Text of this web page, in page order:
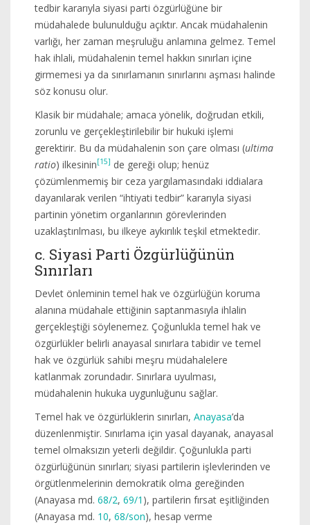
tedbir kararıyla siyasi parti özgürlüğüne bir
müdahalede bulunulduğu açıktır. Ancak müdahalenin
varlığı, her zaman meşruluğu anlamına gelmez. Temel
hak ihlali, müdahalenin temel hakkın sınırları içine
girmemesi ya da sınırlamanın sınırlarını aşması halinde
söz konusu olur.
Klasik bir müdahale; amaca yönelik, doğrudan etkili,
zorunlu ve gerçekleştirilebilir bir hukuki işlemi
gerektirir. Bu da müdahalenin son çare olması (ultima
ratio) ilkesinin[15] de gereği olup; henüz
çözümlenmemiş bir ceza yargılamasındaki iddialara
dayanılarak verilen “ihtiyati tedbir” kararıyla siyasi
partinin yönetim organlarının görevlerinden
uzaklaştırılması, bu ilkeye aykırılık teşkil etmektedir.
c. Siyasi Parti Özgürlüğünün
Sınırları
Devlet önleminin temel hak ve özgürlüğün koruma
alanına müdahale ettiğinin saptanmasıyla ihlalin
gerçekleştiği söylenemez. Çoğunlukla temel hak ve
özgürlükler belirli anayasal sınırlara tabidir ve temel
hak ve özgürlük sahibi meşru müdahalelere
katlanmak zorundadır. Sınırlara uyulması,
müdahalenin hukuka uygunluğunu sağlar.
Temel hak ve özgürlüklerin sınırları, Anayasa’da
düzenlenmiştir. Sınırlama için yasal dayanak, anayasal
temel olmaksızın yeterli değildir. Çoğunlukla parti
özgürlüğünün sınırları; siyasi partilerin işlevlerinden ve
örgütlenmelerinin demokratik olma gereğinden
(Anayasa md. 68/2, 69/1 ), partilerin fırsat eşitliğinden
(Anayasa md. 10, 68/son), hesap verme